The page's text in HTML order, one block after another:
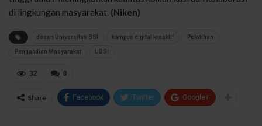
di lingkungan masyarakat. (Niken)
dosen Universitas BSI kampus digital kreaktif Pelatihan
Pengabdian Masyarakat UBSI
0
32
Share Facebook Twitter Google+